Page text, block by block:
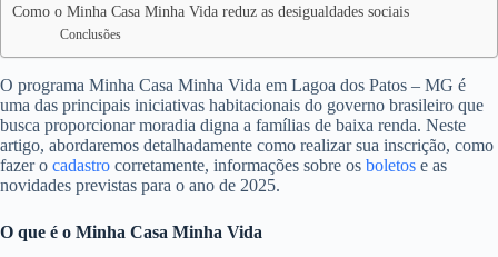
Como o Minha Casa Minha Vida reduz as desigualdades sociais
Conclusões
O programa Minha Casa Minha Vida em Lagoa dos Patos – MG é
uma das principais iniciativas habitacionais do governo brasileiro que
busca proporcionar moradia digna a famílias de baixa renda. Neste
artigo, abordaremos detalhadamente como realizar sua inscrição, como
fazer o cadastro corretamente, informações sobre os boletos e as
novidades previstas para o ano de 2025.
O que é o Minha Casa Minha Vida